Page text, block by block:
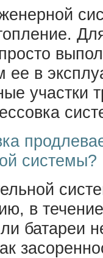
в
участки
системы?
в
батареи